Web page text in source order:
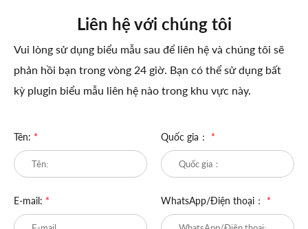
Liên hệ với chúng tôi
Vui lòng sử dụng biểu mẫu sau để liên hệ và chúng tôi sẽ
phản hồi bạn trong vòng 24 giờ. Bạn có thể sử dụng bất
kỳ plugin biểu mẫu liên hệ nào trong khu vực này.
Tên: * Quốc gia： *
E-mail: * WhatsApp/Điện thoại： *